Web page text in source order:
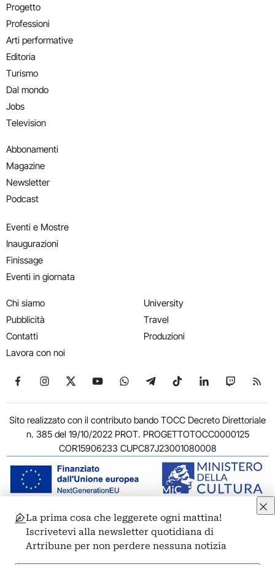
Progetto
Professioni
Arti performative
Editoria
Turismo
Dal mondo
Jobs
Television
Abbonamenti
Magazine
Newsletter
Podcast
Eventi e Mostre
Inaugurazioni
Finissage
Eventi in giornata
Chi siamo
Pubblicità
Contatti
Lavora con noi
University
Travel
Produzioni
Seguici su Facebook
Seguici su Instagram
Seguici su X
Seguici su YouTube
Seguici su WhatsApp
Seguici su Telegram
Seguici su TikTok
Seguici su
Seguici
Sito realizzato con il contributo bando TOCC Decreto Direttoriale
n. 385 del 19/10/2022 PROT. PROGETTOTOCC0000125
COR15906233 CUPC87J23001080008
© 2011-2026 ARTRIBUNE srl – Corso Vittorio Emanuele II, 287 –
00186 Roma - P.I. 11381581005
Privacy: Responsabile della protezione dei dati personali
La prima cosa che leggerete ogni mattina!
Iscrivetevi alla newsletter quotidiana di
Artribune per non perdere nessuna notizia